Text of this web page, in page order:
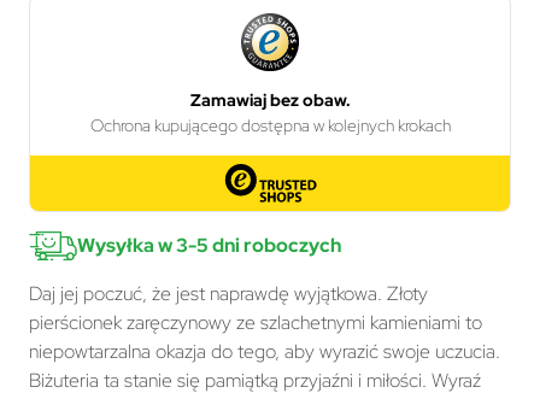
Wysyłka w 3-5 dni roboczych
Daj jej poczuć, że jest naprawdę wyjątkowa. Złoty
pierścionek zaręczynowy ze szlachetnymi kamieniami to
niepowtarzalna okazja do tego, aby wyrazić swoje uczucia.
Biżuteria ta stanie się pamiątką przyjaźni i miłości. Wyraź